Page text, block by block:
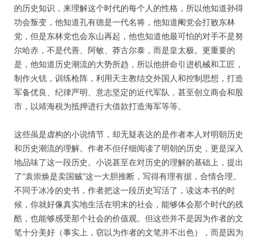
的历史知识，来理解这个时代的每个人的性格，所以他知道孙得
功会叛变，他知道孔有德是一代名将，他知道阉党会打败东林
党，但是东林党也会东山再起，他也知道他最可怕的对手不是努
尔哈赤，不是代善、阿敏、莽古尔泰，而是皇太极。更重要的
是，他知道历史潮流的大势所趋，所以他拼命引进机械和工匠，
制作火铳，训练枪阵，利用天主教结交外国人和控制思想，打造
军备优良、纪律严明、意志坚定的近代军队，甚至创立商会和股
市，以靖海税为抵押进行大借款打造海军等等。
这些虽是虚构的小说情节，却无疑表达的是作者本人对明朝历史
和历史潮流的理解。作者不但仔细阅读了明朝的历史，更是深入
地品味了这一段历史。小说甚至在对历史的理解的基础上，提出
了“袁崇焕是卖国贼”这一大胆推断，写得有理有据，合情合理。
不同于冰冷的史书，作者把这一段历史写活了，读这本书的时
候，你就好像真实地生活在明末的社会，能够体会那个时代的残
酷，也能够感受那个社会的价值观。但这些并不是因为作者的文
笔十分美好（事实上，窃以为作者的文笔并不出色），而是因为